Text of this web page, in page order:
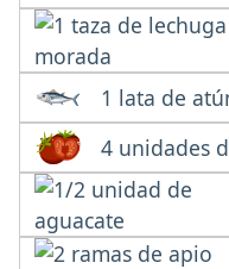
1 lata de
4 unidades